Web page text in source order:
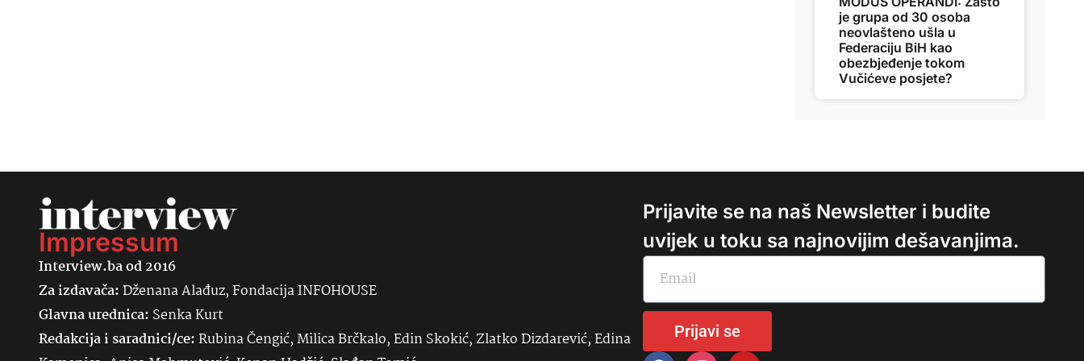
je grupa od 30 osoba
neovlašteno ušla u
Federaciju BiH kao
obezbjeđenje tokom
Vučićeve posjete?
Impressum
Interview.ba od 2016
Za izdavača:Dženana Alađuz, Fondacija INFOHOUSE
Glavna urednica: SenkaKurt
Redakcija i saradnici/ce:Rubina Čengić, Milica Brčkalo, Edin Skokić, Zlatko Dizdarević, Edina
Prijavite se na naš Newsletter i budite
uvijek u toku sa najnovijim dešavanjima.
Prijavi se